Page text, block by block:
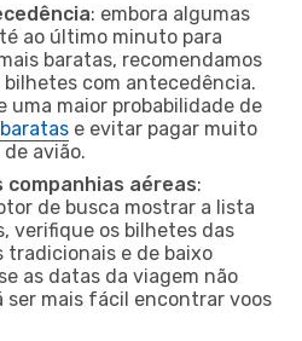
: embora algumas
ao último minuto para
baratas, recomendamos
bilhetes com antecedência.
uma maior probabilidade de
e evitar pagar muito
avião.
aéreas:
de busca mostrar a lista
verifique os bilhetes das
tradicionais e de baixo
as datas da viagem não
ser mais fácil encontrar voos